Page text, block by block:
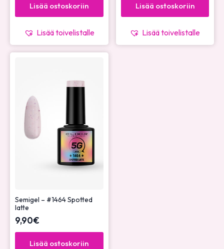
Lisää ostoskoriin
Lisää toivelistalle
Lisää ostoskoriin
Lisää toivelistalle
Semigel – #1464 Spotted
latte
9,90€
Lisää ostoskoriin